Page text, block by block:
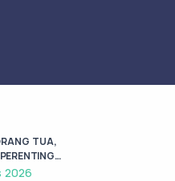
TUA,
KRAS
2026